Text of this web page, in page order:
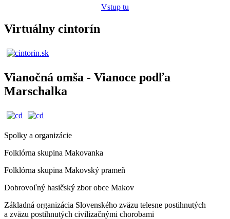
Vstup tu
Virtuálny cintorín
Vianočná omša - Vianoce podľa
Marschalka
Spolky a organizácie
Folklórna skupina Makovanka
Folklórna skupina Makovský prameň
Dobrovoľný hasičský zbor obce Makov
Základná organizácia Slovenského zväzu telesne postihnutých
a zväzu postihnutých civilizačnými chorobami